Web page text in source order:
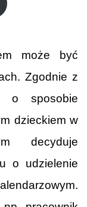
może być
Zgodnie z
o sposobie
dzieckiem w
decyduje
o udzielenie